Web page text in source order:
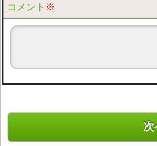
コメント ※